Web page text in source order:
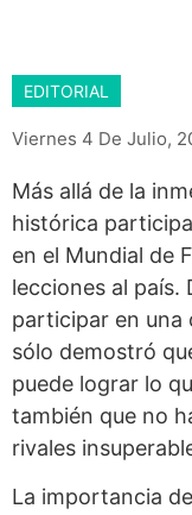
EDITORIAL
Viernes 4 De Julio,
Más allá de la
histórica
en el Mundial de
lecciones al país.
participar en una
sólo demostró
puede lograr lo
también que no
rivales
La importancia